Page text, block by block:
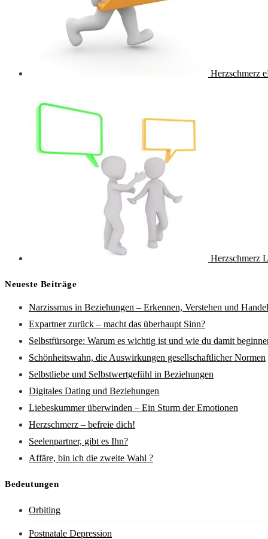
Herzschmerz
Herzschmerz
Neueste Beiträge
Narzissmus in Beziehungen – Erkennen, Verstehen und
Expartner zurück – macht das überhaupt Sinn?
Selbstfürsorge: Warum es wichtig ist und wie du damit
Schönheitswahn, die Auswirkungen gesellschaftlicher Normen
Selbstliebe und Selbstwertgefühl in Beziehungen
Digitales Dating und Beziehungen
Liebeskummer überwinden – Ein Sturm der Emotionen
Herzschmerz – befreie dich!
Seelenpartner, gibt es Ihn?
Affäre, bin ich die zweite Wahl ?
Bedeutungen
Orbiting
Postnatale Depression